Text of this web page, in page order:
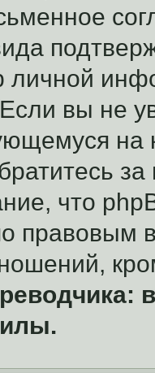
личной
вы не
что
правовым